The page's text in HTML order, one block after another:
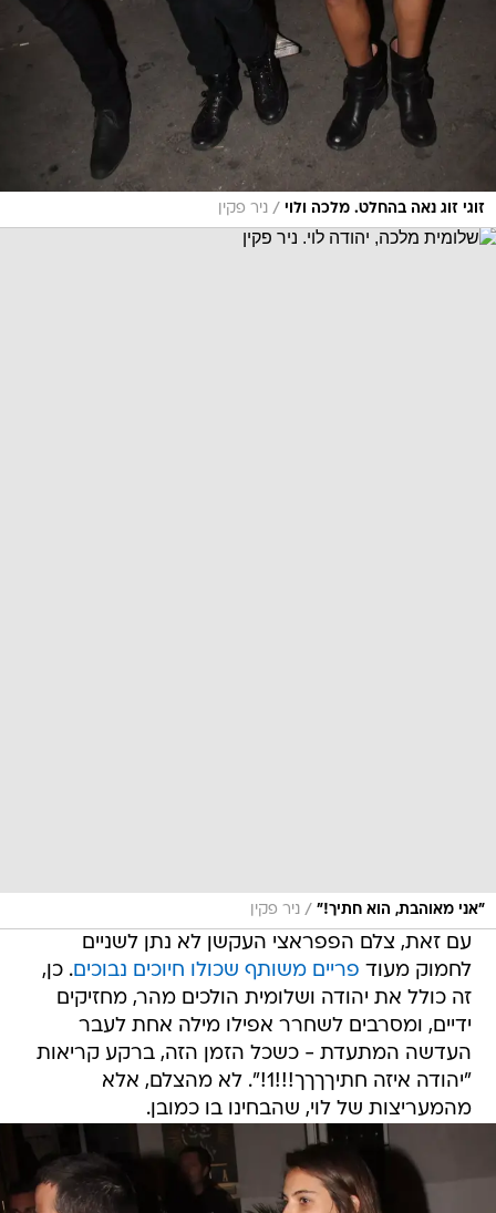
זוגי זוג נאה בהחלט. מלכה ולוי / ניר פקין
"אני מאוהבת, הוא חתיך!" / ניר פקין
עם זאת, צלם הפפראצי העקשן לא נתן לשניים
לחמוק מעוד פריים משותף שכולו חיוכים נבוכים. כן,
זה כולל את יהודה ושלומית הולכים מהר, מחזיקים
ידיים, ומסרבים לשחרר אפילו מילה אחת לעבר
העדשה המתעדת - כשכל הזמן הזה, ברקע קריאות
"יהודה איזה חתיךךךך!!!1!". לא מהצלם, אלא
מהמעריצות של לוי, שהבחינו בו כמובן.